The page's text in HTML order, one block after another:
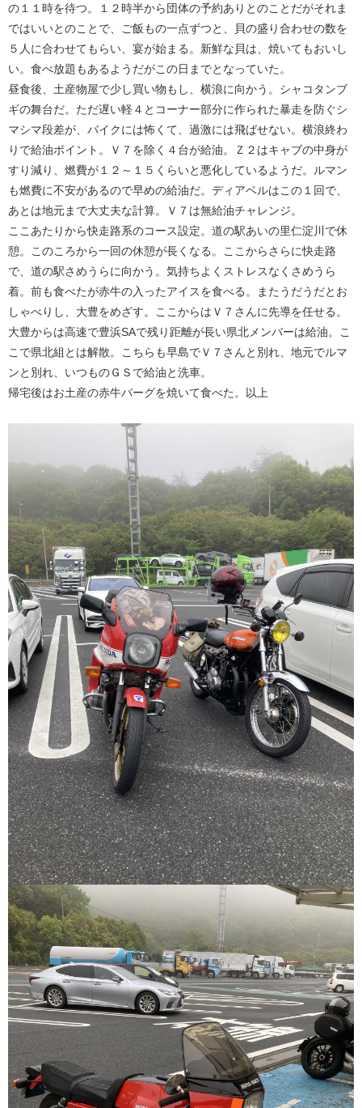
の１１時を待つ。１２時半から団体の予約ありとのことだがそれま
ではいいとのことで、ご飯もの一点ずつと、貝の盛り合わせの数を
５人に合わせてもらい、宴が始まる。新鮮な貝は、焼いてもおいし
い。食べ放題もあるようだがこの日までとなっていた。
昼食後、土産物屋で少し買い物もし、横浪に向かう。シャコタンブ
ギの舞台だ。ただ遅い軽４とコーナー部分に作られた暴走を防ぐシ
マシマ段差が、バイクには怖くて、過激には飛ばせない。横浪終わ
りで給油ポイント。Ｖ７を除く４台が給油。Ｚ２はキャブの中身が
すり減り、燃費が１２～１５くらいと悪化しているようだ。ルマン
も燃費に不安があるので早めの給油だ。ディアベルはこの１回で、
あとは地元まで大丈夫な計算。Ｖ７は無給油チャレンジ。
ここあたりから快走路系のコース設定。道の駅あいの里仁淀川で休
憩。このころから一回の休憩が長くなる。ここからさらに快走路
で、道の駅さめうらに向かう。気持ちよくストレスなくさめうら
着。前も食べたが赤牛の入ったアイスを食べる。またうだうだとお
しゃべりし、大豊をめざす。ここからはＶ７さんに先導を任せる。
大豊からは高速で豊浜SAで残り距離が長い県北メンバーは給油。こ
こで県北組とは解散。こちらも早島でＶ７さんと別れ、地元でルマ
ンと別れ、いつものＧＳで給油と洗車。
帰宅後はお土産の赤牛バーグを焼いて食べた。以上